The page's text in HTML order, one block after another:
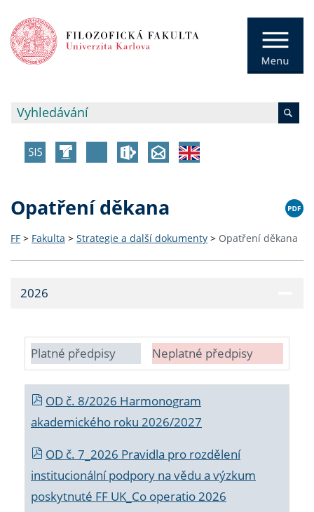
Opatření děkana
FF > Fakulta > Strategie a další dokumenty > Opatření děkana
2026
Platné předpisy Neplatné předpisy
OD č. 8/2026 Harmonogram
akademického roku 2026/2027
OD č. 7_2026 Pravidla pro rozdělení
institucionální podpory na vědu a výzkum
poskytnuté FF UK_Co operatio 2026